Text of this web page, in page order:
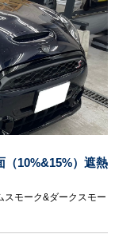
（10%&15%）遮熱
モーク&ダークスモー